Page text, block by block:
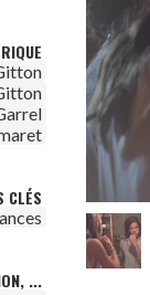
CLÉS
...